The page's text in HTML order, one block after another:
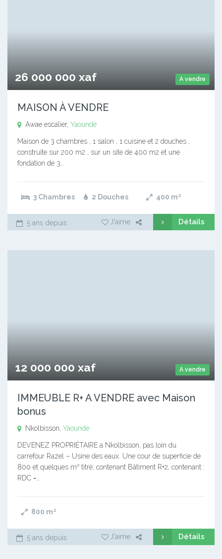
A vendre
26 000 000 xaf
MAISON À VENDRE
Awae escalier, Yaoundé
Maison de 3 chambres , 1 salon , 1 cuisine et 2 douches ,
construite sur 200 m2 , sur un site de 400 m2 et une
fondation de 3…
3 Chambres 2 Douches 400 m²
5 ans depuis J'aime Détails
A vendre
12 000 000 xaf
IMMEUBLE R+ A VENDRE avec Maison
bonus
Nkolbisson, Yaoundé
DEVENEZ PROPRIÉTAIRE a Nkolbisson, pas loin du
carrefour Razel – Usine des eaux. Une cour de superficie de
800 et quelques m² titré, contenant Bâtiment R+2, contenant :
RDC =…
800 m²
5 ans depuis J'aime Détails